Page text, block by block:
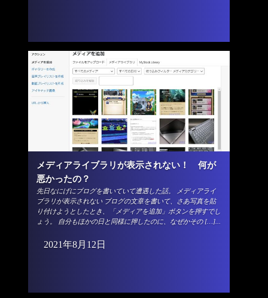
メディアライブラリが表示されない！ 何が
悪かったの？
先日なにげにブログを書いていて遭遇した話。 メディアライ
ブラリが表示されない ブログの文章を書いて、さあ写真を貼
り付けようとしたとき、「メディアを追加」ボタンを押すでし
ょう。 自分もほかの日と同様に押したのに、なぜかその […]...
2021年8月12日